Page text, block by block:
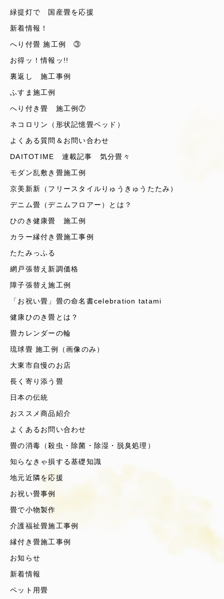
緑提灯で 国産畳を応援
新着情報！
へり付畳 施工例 ③
お得ッ！情報ッ!!
裏返し 施工事例
ふすま施工例
へり付き畳 施工例⑦
ネコロリン（形状記憶畳ベッド）
よくある質問＆お問い合わせ
DAITOTIME 連載記事 気分畳々
モダン乱敷き畳施工例
京美新新（フリースタイルりゅうきゅうたたみ）
デニム畳（デニムフロアー）とは？
ひのき健康畳 施工例
カラー縁付き畳施工事例
たたみっふる
網戸張替え新調価格
障子張替え施工例
「お祝い畳」畳の命名書celebration tatami
健康ひのき畳とは？
畳カレンダーの輪
琉球畳 施工例（画像のみ）
大東市自慢のお店
長く寄り添う畳
日本の伝統
おススメ商品紹介
よくあるお問い合わせ
畳の消毒（殺虫・除菌・除湿・脱臭処理）
知らなきゃ損する基礎知識
地元近隣を応援
お祝い畳事例
畳で小物製作
介護福祉畳施工事例
縁付き畳施工事例
お知らせ
新着情報
ペット用畳